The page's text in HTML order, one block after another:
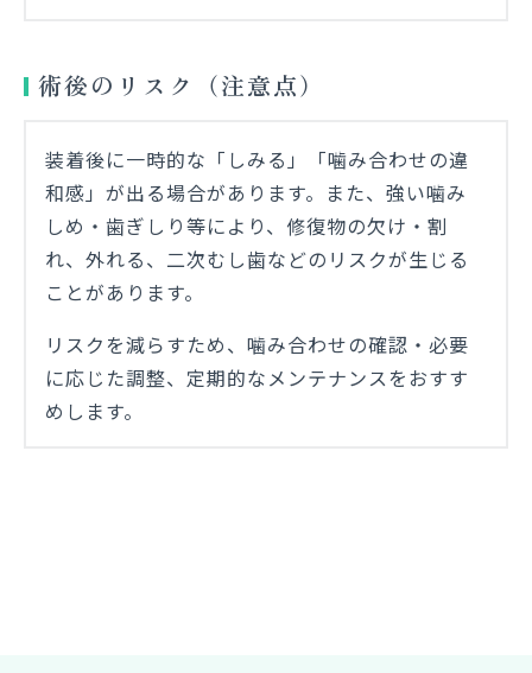
術後のリスク（注意点）
装着後に一時的な「しみる」「噛み合わせの違
和感」が出る場合があります。また、強い噛み
しめ・歯ぎしり等により、修復物の欠け・割
れ、外れる、二次むし歯などのリスクが生じる
ことがあります。
リスクを減らすため、噛み合わせの確認・必要
に応じた調整、定期的なメンテナンスをおすす
めします。